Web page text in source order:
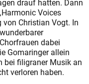
drauf hatten. Dann
Voices
von Christian Vogt. In
dabei
Gomaringer allein
bei filigraner Musik an
verloren haben.